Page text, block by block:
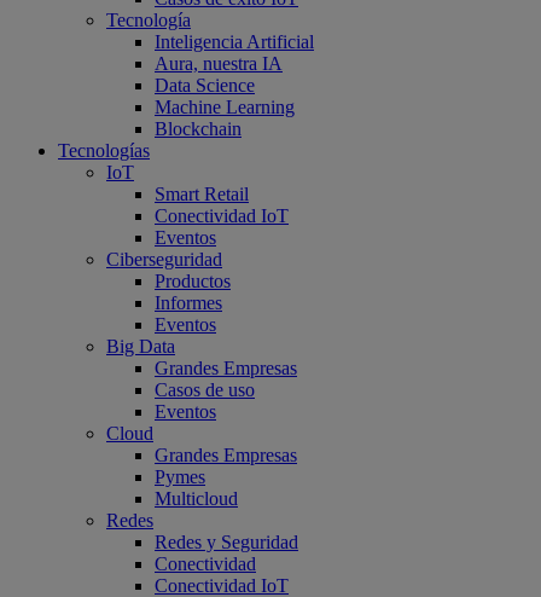
Tecnología
Inteligencia Artificial
Aura, nuestra IA
Data Science
Machine Learning
Blockchain
Tecnologías
IoT
Smart Retail
Conectividad IoT
Eventos
Ciberseguridad
Productos
Informes
Eventos
Big Data
Grandes Empresas
Casos de uso
Eventos
Cloud
Grandes Empresas
Pymes
Multicloud
Redes
Redes y Seguridad
Conectividad
Conectividad IoT